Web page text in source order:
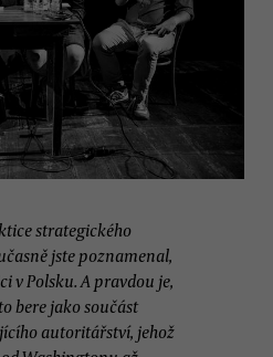
strategického
jste poznamenal,
v Polsku. A pravdou je,
bere jako součást
autoritářství, jehož